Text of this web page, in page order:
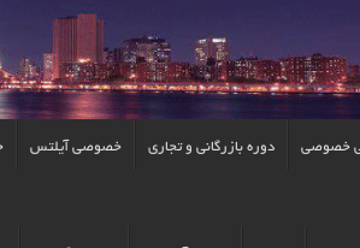
خصوصی دوره بازرگانی و تجاری خصوصی آیلتس